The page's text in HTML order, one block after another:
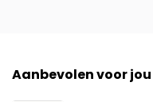
Aanbevolen voor jou